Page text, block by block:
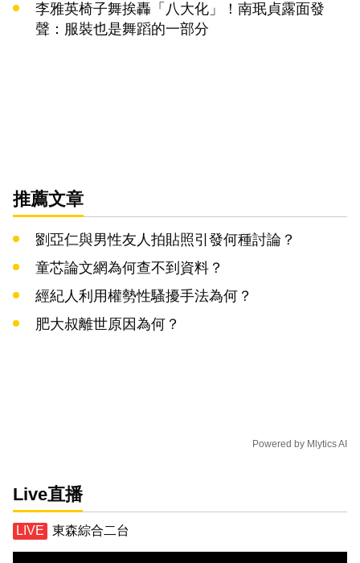
李雅英椅子舞挨轟「八大化」！南珉貞露面發
聲：服裝也是舞蹈的一部分
推薦文章
劉亞仁與男性友人拍貼照引發何種討論？
童芯論文網為何查不到資料？
經紀人利用權勢性騷擾手法為何？
肥大叔離世原因為何？
Powered by Mlytics AI
Live直播
東森綜合二台